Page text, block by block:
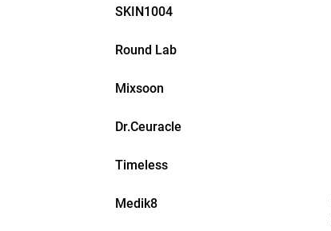
SKIN1004
Round Lab
Mixsoon
Dr.Ceuracle
Timeless
Medik8